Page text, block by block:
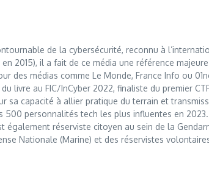
de la cybersécurité, reconnu à
2015), il a fait de ce média une référence
des médias comme Le Monde, France Info ou
au FIC/InCyber 2022, finaliste du premier
sa capacité à allier pratique du terrain et
personnalités tech les plus influentes en
également réserviste citoyen au sein de la
Nationale (Marine) et des réservistes